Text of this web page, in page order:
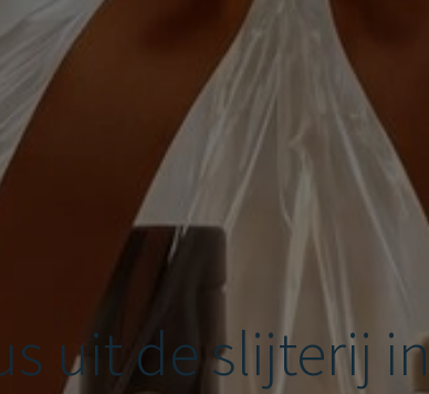
uit de slijterij